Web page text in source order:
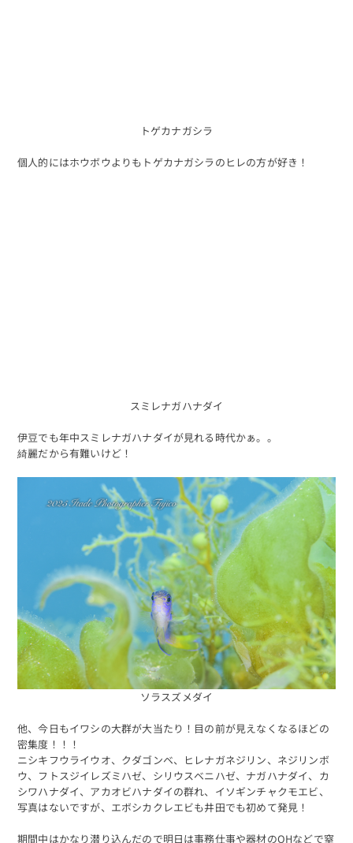
トゲカナガシラ
個人的にはホウボウよりもトゲカナガシラのヒレの方が好き！
スミレナガハナダイ
伊豆でも年中スミレナガハナダイが見れる時代かぁ。。
綺麗だから有難いけど！
ソラスズメダイ
他、今日もイワシの大群が大当たり！目の前が見えなくなるほどの
密集度！！！
ニシキフウライウオ、クダゴンベ、ヒレナガネジリン、ネジリンボ
ウ、フトスジイレズミハゼ、シリウスベニハゼ、ナガハナダイ、カ
シワハナダイ、アカオビハナダイの群れ、イソギンチャクモエビ、
写真はないですが、エボシカクレエビも井田でも初めて発見！
期間中はかなり潜り込んだので明日は事務仕事や器材のOHなどで窒
予約する